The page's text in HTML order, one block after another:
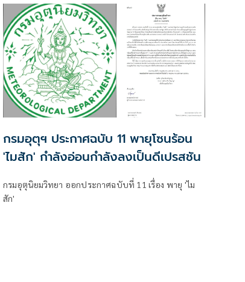
กรมอุตุฯ ประกาศฉบับ 11 พายุโซนร้อน
'ไมสัก' กำลังอ่อนกำลังลงเป็นดีเปรสชัน
กรมอุตุนิยมวิทยา ออกประกาศฉบับที่ 11 เรื่อง พายุ 'ไม
สัก'